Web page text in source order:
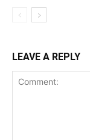
LEAVE A REPLY